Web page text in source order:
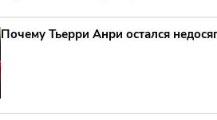
Почему Тьерри Анри остался